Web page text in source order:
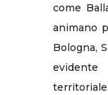
come
animano
Bologna,